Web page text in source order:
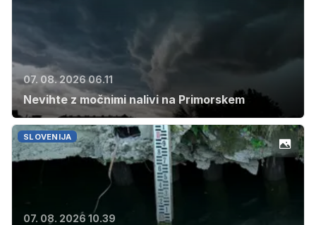
07. 08. 2026 06.11
Nevihte z močnimi nalivi na Primorskem
SLOVENIJA
07. 08. 2026 10.39